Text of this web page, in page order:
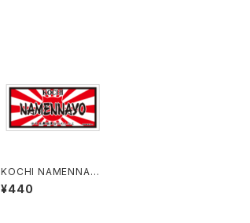
KOCHI NAMENNAYO
（なめねこ）ご当地ステ
ッカー B-6
¥440